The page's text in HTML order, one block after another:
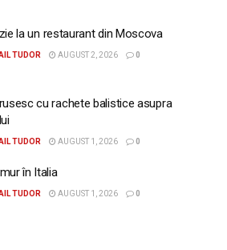
la un restaurant din Moscova
TUDOR AUGUST 2, 2026 0
cu rachete balistice asupra
TUDOR AUGUST 1, 2026 0
în Italia
TUDOR AUGUST 1, 2026 0